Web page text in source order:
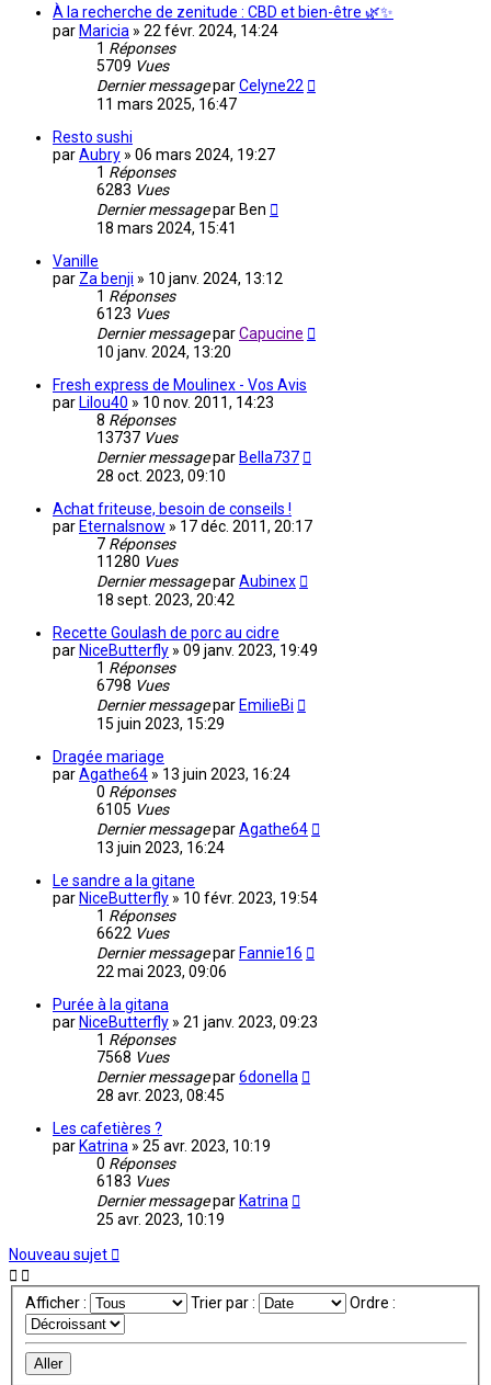
À la recherche de zenitude : CBD et bien-être 🌿✨
par Maricia » 22 févr. 2024, 14:24
1 Réponses
5709 Vues
Dernier messageparCelyne22
11 mars 2025, 16:47
Resto sushi
parAubry » 06 mars 2024, 19:27
1 Réponses
6283 Vues
Dernier messagepar Ben
18 mars 2024, 15:41
Vanille
par Za benji » 10 janv. 2024, 13:12
1 Réponses
6123 Vues
Dernier messageparCapucine
10 janv. 2024, 13:20
Fresh express de Moulinex - Vos Avis
par Lilou40 » 10 nov. 2011, 14:23
8 Réponses
13737 Vues
Dernier messagepar Bella737
28 oct. 2023, 09:10
Achat friteuse, besoin de conseils !
par Eternalsnow » 17 déc. 2011, 20:17
7 Réponses
11280 Vues
Dernier messageparAubinex
18 sept. 2023, 20:42
Recette Goulash de porc au cidre
par NiceButterfly » 09 janv. 2023, 19:49
1 Réponses
6798 Vues
Dernier messagepar EmilieBi
15 juin 2023, 15:29
Dragée mariage
parAgathe64 » 13 juin 2023, 16:24
0 Réponses
6105 Vues
Dernier messageparAgathe64
13 juin 2023, 16:24
Le sandre a la gitane
par NiceButterfly » 10 févr. 2023, 19:54
1 Réponses
6622 Vues
Dernier messagepar Fannie16
22 mai 2023, 09:06
Purée à la gitana
par NiceButterfly » 21 janv. 2023, 09:23
1 Réponses
7568 Vues
Dernier messagepar6donella
28 avr. 2023, 08:45
Les cafetières ?
par Katrina » 25 avr. 2023, 10:19
0 Réponses
6183 Vues
Dernier messagepar Katrina
25 avr. 2023, 10:19
Nouveau sujet
Afficher : Trier par : Ordre :